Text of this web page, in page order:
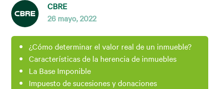
CBRE
26 mayo, 2022
¿Cómo determinar el valor real de un inmueble?
Características de la herencia de inmuebles
La Base Imponible
Impuesto de sucesiones y donaciones